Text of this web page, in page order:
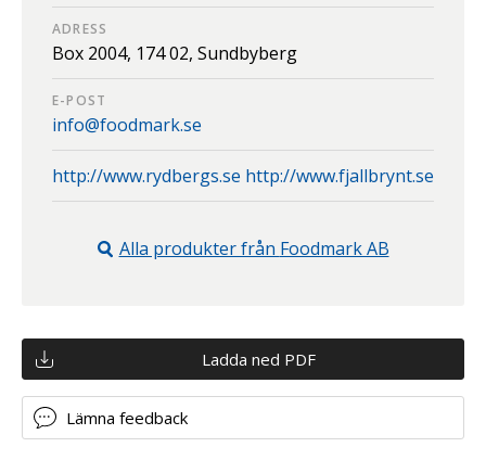
ADRESS
Box 2004, 174 02, Sundbyberg
E-POST
info@foodmark.se
http://www.rydbergs.se http://www.fjallbrynt.se
Alla produkter från Foodmark AB
Ladda ned PDF
Lämna feedback